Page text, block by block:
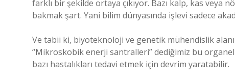
farklı bir şekilde ortaya çıkıyor. Bazı kalp, kas veya
bakmak şart. Yani bilim dünyasında işlevi sadece
Ve tabii ki, biyoteknoloji ve genetik mühendislik
“Mikroskobik enerji santralleri” dediğimiz bu
bazı hastalıkları tedavi etmek için devrim yaratabilir.